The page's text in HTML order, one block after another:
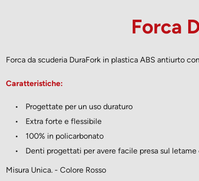
Forca
Forca da scuderia DuraFork in plastica ABS antiurto
Caratteristiche:
Progettate per un uso duraturo
Extra forte e flessibile
100% in policarbonato
Denti progettati per avere facile presa sul
Misura Unica. - Colore Rosso